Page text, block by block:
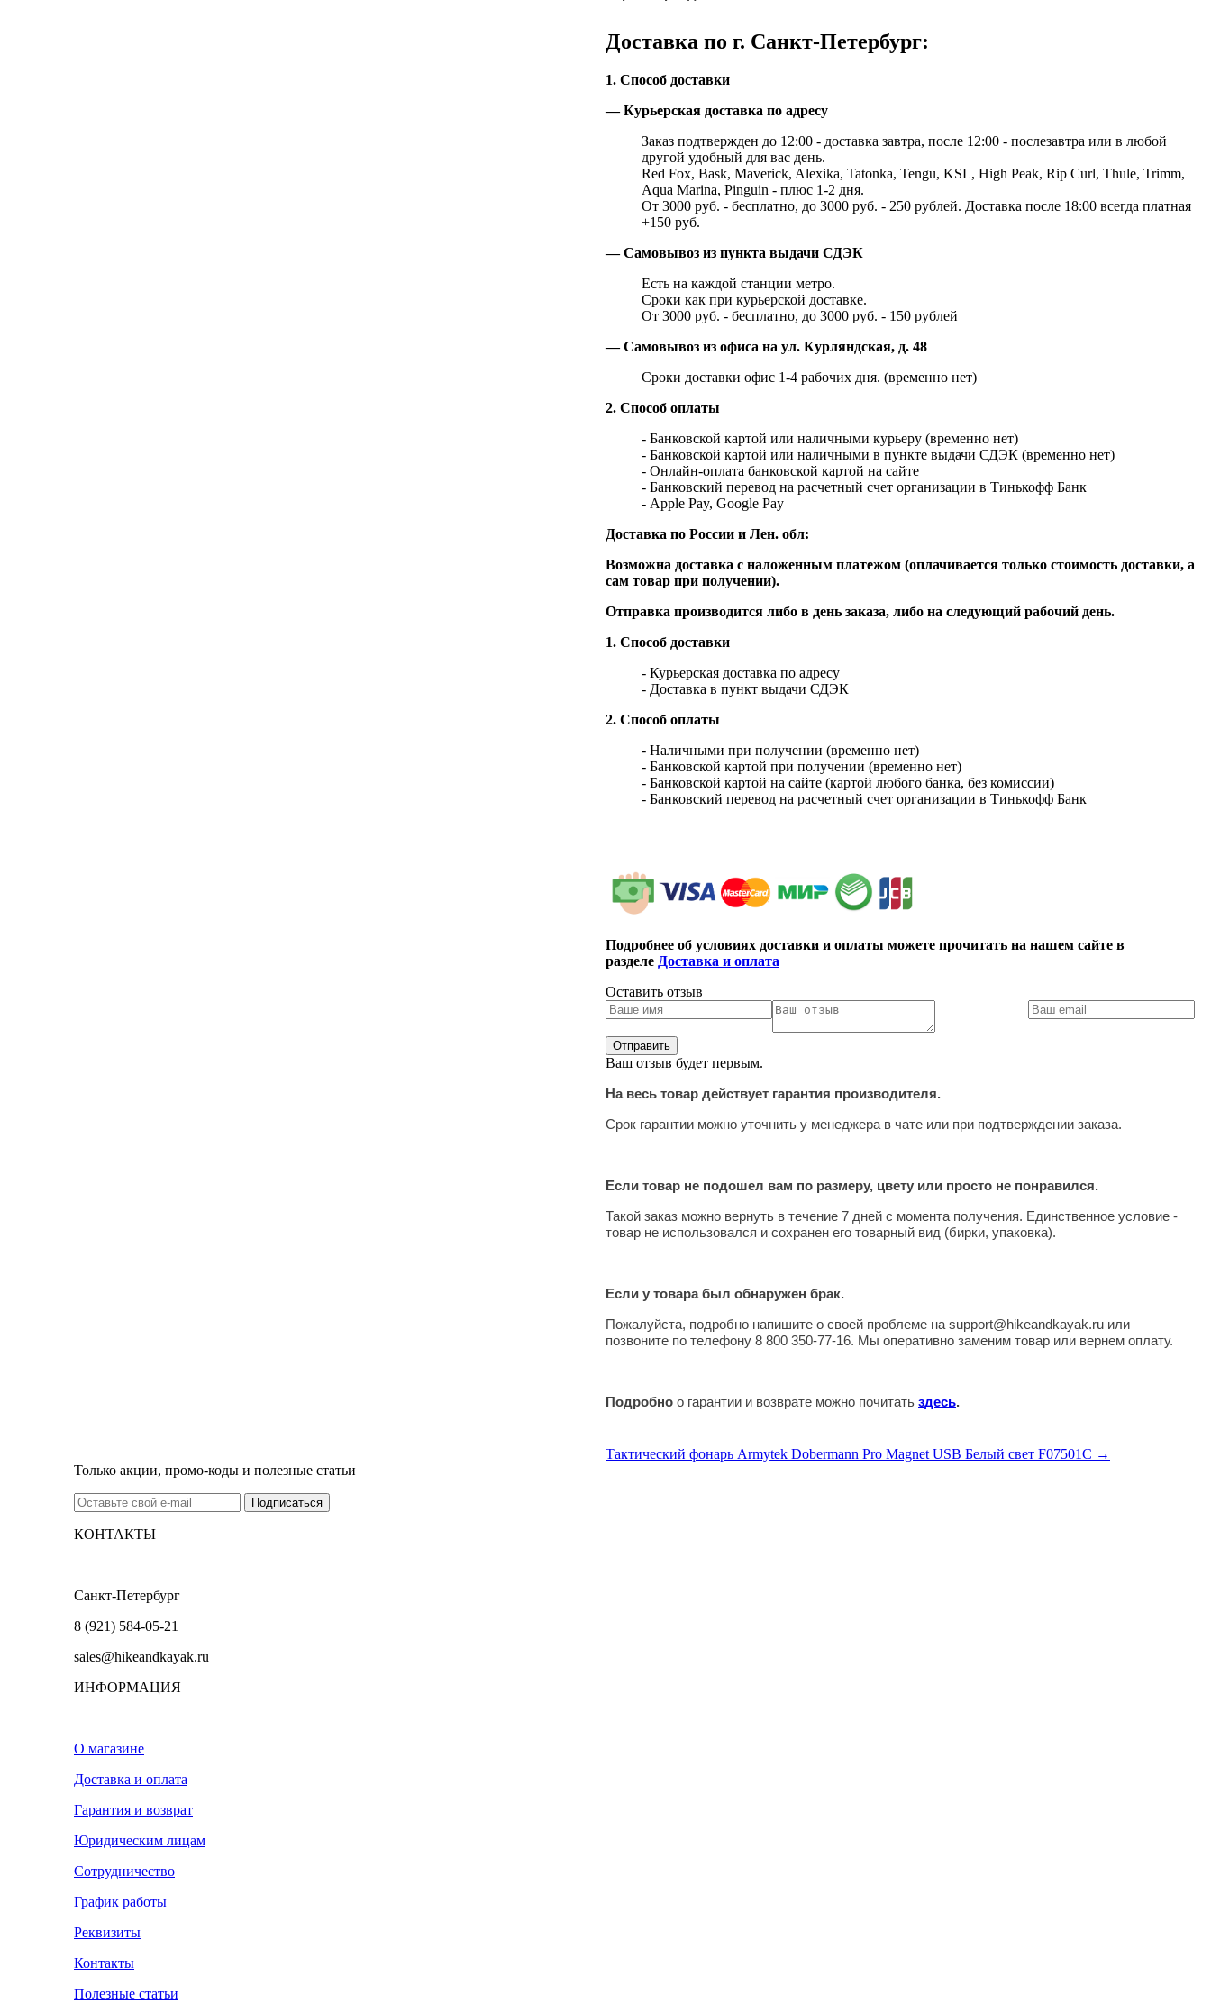
Доставка по г. Санкт-Петербург:
1. Способ доставки
— Курьерская доставка по адресу
Заказ подтвержден до 12:00 - доставка завтра, после 12:00 - послезавтра или в любой
другой удобный для вас день.
Red Fox, Bask, Maverick, Alexika, Tatonka, Tengu, KSL, High Peak, Rip Curl, Thule, Trimm,
Aqua Marina, Pinguin - плюс 1-2 дня.
От 3000 руб. - бесплатно, до 3000 руб. - 250 рублей. Доставка после 18:00 всегда платная
+150 руб.
— Самовывоз из пункта выдачи СДЭК
Есть на каждой станции метро.
Сроки как при курьерской доставке.
От 3000 руб. - бесплатно, до 3000 руб. - 150 рублей
— Самовывоз из офиса на ул. Курляндская, д. 48
Сроки доставки офис 1-4 рабочих дня. (временно нет)
2. Способ оплаты
- Банковской картой или наличными курьеру (временно нет)
- Банковской картой или наличными в пункте выдачи СДЭК (временно нет)
- Онлайн-оплата банковской картой на сайте
- Банковский перевод на расчетный счет организации в Тинькофф Банк
- Apple Pay, Google Pay
Доставка по России и Лен. обл:
Возможна доставка с наложенным платежом (оплачивается только стоимость доставки, а
сам товар при получении).
Отправка производится либо в день заказа, либо на следующий рабочий день.
1. Способ доставки
- Курьерская доставка по адресу
- Доставка в пункт выдачи СДЭК
2. Способ оплаты
- Наличными при получении (временно нет)
- Банковской картой при получении (временно нет)
- Банковской картой на сайте (картой любого банка, без комиссии)
- Банковский перевод на расчетный счет организации в Тинькофф Банк
Подробнее об условиях доставки и оплаты можете прочитать на нашем сайте в
разделе Доставка и оплата
Оставить отзыв
Ваш отзыв будет первым.
На весь товар действует гарантия производителя.
Срок гарантии можно уточнить у менеджера в чате или при подтверждении заказа.
Если товар не подошел вам по размеру, цвету или просто не понравился.
Такой заказ можно вернуть в течение 7 дней с момента получения. Единственное условие -
товар не использовался и сохранен его товарный вид (бирки, упаковка).
Если у товара был обнаружен брак.
Пожалуйста, подробно напишите о своей проблеме на support@hikeandkayak.ru или
позвоните по телефону 8 800 350-77-16. Мы оперативно заменим товар или вернем оплату.
Подробно о гарантии и возврате можно почитать здесь.
Тактический фонарь Armytek Dobermann Pro Magnet USB Белый свет F07501C →
Только акции, промо-коды и полезные статьи
КОНТАКТЫ
Санкт-Петербург
8 (921) 584-05-21
sales@hikeandkayak.ru
ИНФОРМАЦИЯ
О магазине
Доставка и оплата
Гарантия и возврат
Юридическим лицам
Сотрудничество
График работы
Реквизиты
Контакты
Полезные статьи